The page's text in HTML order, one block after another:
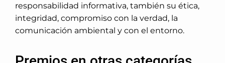
responsabilidad informativa, también su ética,
integridad, compromiso con la verdad, la
comunicación ambiental y con el entorno.